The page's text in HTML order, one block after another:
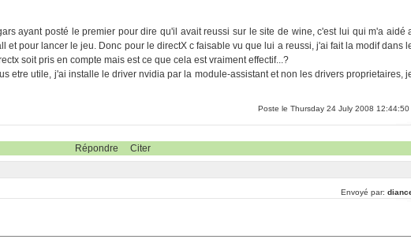
ayant posté le premier pour dire qu'il avait reussi sur le site de wine, c'est lui qui m'a aidé
et pour lancer le jeu. Donc pour le directX c faisable vu que lui a reussi, j'ai fait la modif dans
soit pris en compte mais est ce que cela est vraiment effectif...?
etre utile, j'ai installe le driver nvidia par la module-assistant et non les drivers proprietaires,
Poste le Thursday 24 July 2008 12:44:50
Répondre Citer
Envoyé par: